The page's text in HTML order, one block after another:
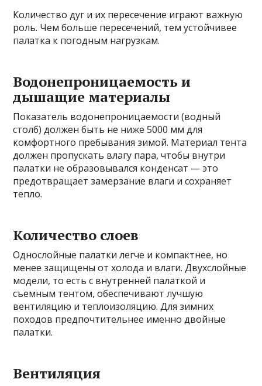
Количество дуг и их пересечение играют важную
роль. Чем больше пересечений, тем устойчивее
палатка к погодным нагрузкам.
Водонепроницаемость и
дышащие материалы
Показатель водонепроницаемости (водный
столб) должен быть не ниже 5000 мм для
комфортного пребывания зимой. Материал тента
должен пропускать влагу пара, чтобы внутри
палатки не образовывался конденсат — это
предотвращает замерзание влаги и сохраняет
тепло.
Количество слоев
Однослойные палатки легче и компактнее, но
менее защищены от холода и влаги. Двухслойные
модели, то есть с внутренней палаткой и
съемным тентом, обеспечивают лучшую
вентиляцию и теплоизоляцию. Для зимних
походов предпочтительнее именно двойные
палатки.
Вентиляция